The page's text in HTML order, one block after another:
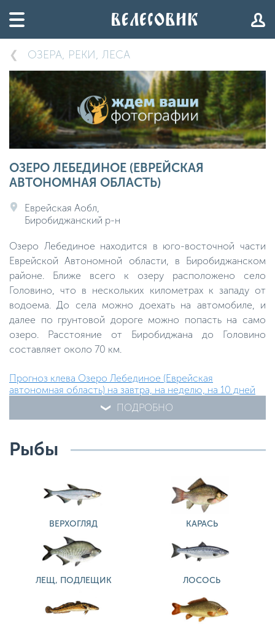
ОЗЕРА, РЕКИ, ЛЕСА
ОЗЕРО ЛЕБЕДИНОЕ (ЕВРЕЙСКАЯ
АВТОНОМНАЯ ОБЛАСТЬ)
Еврейская Аобл,
Биробиджанский р-н
Озеро Лебединое находится в юго-восточной части
Еврейской Автономной области, в Биробиджанском
районе. Ближе всего к озеру расположено село
Головино, что в нескольких километрах к западу от
водоема. До села можно доехать на автомобиле, и
далее по грунтовой дороге можно попасть на само
озеро. Расстояние от Биробиджана до Головино
составляет около 70 км.
Прогноз клева Озеро Лебединое (Еврейская
автономная область) на завтра, на неделю, на 10 дней
ПОДРОБНО
Рыбы
ВЕРХОГЛЯД КАРАСЬ
ЛЕЩ, ПОДЛЕЩИК ЛОСОСЬ